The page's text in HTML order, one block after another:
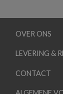
OVER ONS
LEVERING &
CONTACT